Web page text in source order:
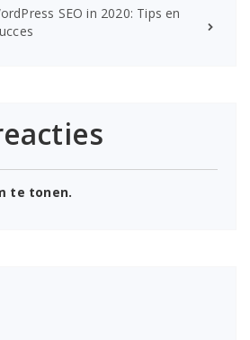
SEO in 2020: Tips en
te tonen.